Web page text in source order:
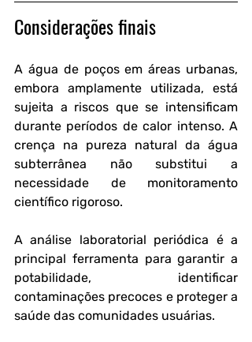
Considerações finais
A água de poços em áreas urbanas,
embora amplamente utilizada, está
sujeita a riscos que se intensificam
durante períodos de calor intenso. A
crença na pureza natural da água
subterrânea não substitui a
necessidade de monitoramento
científico rigoroso.
A análise laboratorial periódica é a
principal ferramenta para garantir a
potabilidade, identificar
contaminações precoces e proteger a
saúde das comunidades usuárias.